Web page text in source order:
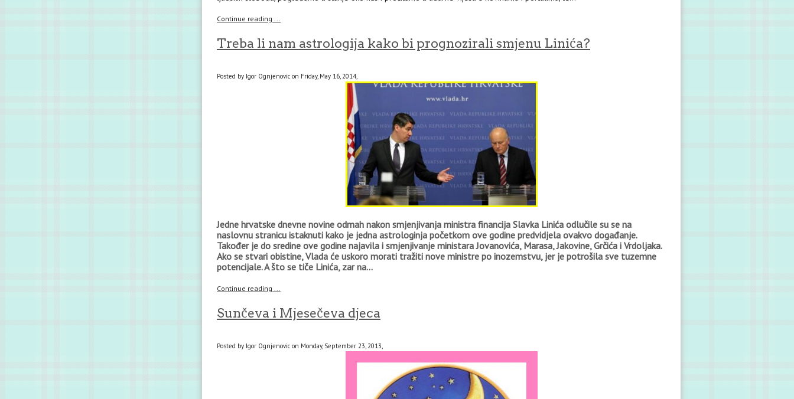
Continue reading ...
Treba li nam astrologija kako bi prognozirali smjenu Linića?
Posted by Igor Ognjenovic on Friday, May 16, 2014,
Jedne hrvatske dnevne novine odmah nakon smjenjivanja ministra financija Slavka Linića odlučile su se na
naslovnu stranicu istaknuti kako je jedna astrologinja početkom ove godine predvidjela ovakvo događanje.
Također je do sredine ove godine najavila i smjenjivanje ministara Jovanovića, Marasa, Jakovine, Grčića i Vrdoljaka.
Ako se stvari obistine, Vlada će uskoro morati tražiti nove ministre po inozemstvu, jer je potrošila sve tuzemne
potencijale. A što se tiče Linića, zar na...
Continue reading ...
Sunčeva i Mjesečeva djeca
Posted by Igor Ognjenovic on Monday, September 23, 2013,